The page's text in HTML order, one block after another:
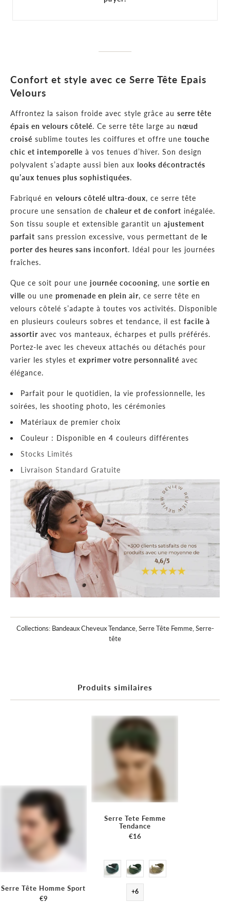
Confort et style avec ce Serre Tête Epais
Velours
Affrontez la saison froide avec style grâce au serre tête
épais en velours côtelé. Ce serre tête large au nœud
croisé sublime toutes les coiffures et offre une touche
chic et intemporelle à vos tenues d’hiver. Son design
polyvalent s’adapte aussi bien aux looks décontractés
qu’aux tenues plus sophistiquées.
Fabriqué en velours côtelé ultra-doux, ce serre tête
procure une sensation de chaleur et de confort inégalée.
Son tissu souple et extensible garantit un ajustement
parfait sans pression excessive, vous permettant de le
porter des heures sans inconfort. Idéal pour les journées
fraîches.
Que ce soit pour une journée cocooning, une sortie en
ville ou une promenade en plein air, ce serre tête en
velours côtelé s’adapte à toutes vos activités. Disponible
en plusieurs couleurs sobres et tendance, il est facile à
assortir avec vos manteaux, écharpes et pulls préférés.
Portez-le avec les cheveux attachés ou détachés pour
varier les styles et exprimer votre personnalité avec
élégance.
Parfait pour le quotidien, la vie professionnelle, les
soirées, les shooting photo, les cérémonies
Matériaux de premier choix
Couleur : Disponible en 4 couleurs différentes
Stocks Limités
Livraison Standard Gratuite
Collections: Bandeaux Cheveux Tendance, Serre Tête Femme, Serre-
tête
Produits similaires
Serre Tête Homme Sport
€9
Serre Tete Femme
Tendance
€16
+6